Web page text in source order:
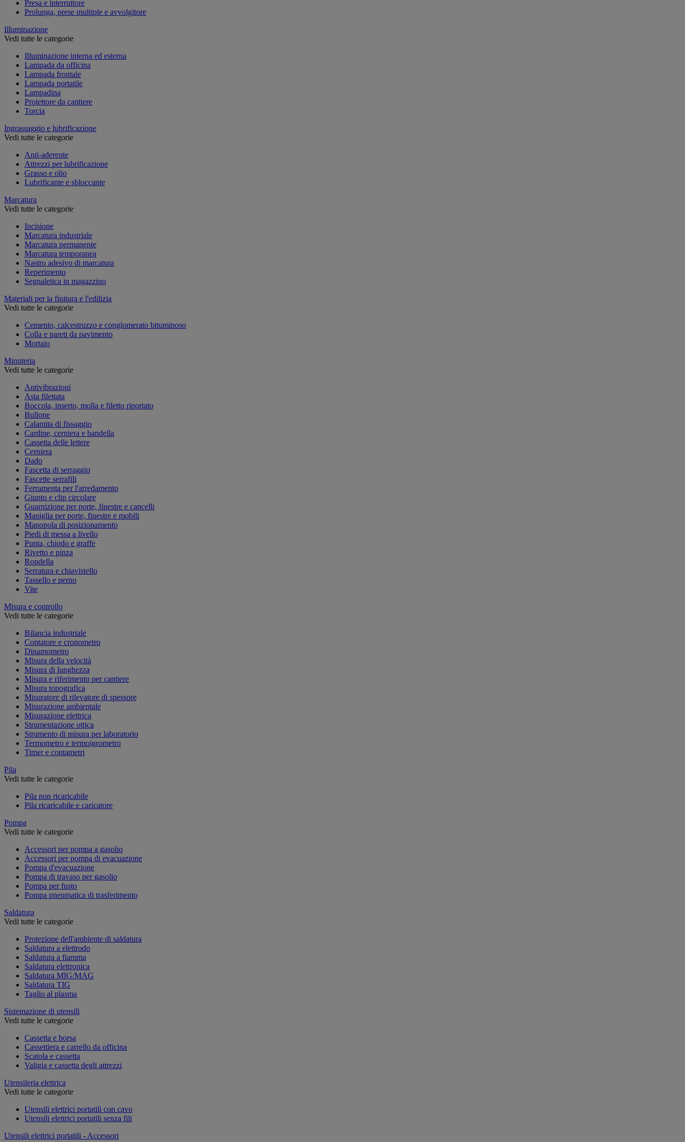
Presa e interruttore
Prolunga, prese multiple e avvolgitore
Illuminazione
Vedi tutte le categorie
Illuminazione interna ed esterna
Lampada da officina
Lampada frontale
Lampada portatile
Lampadina
Proiettore da cantiere
Torcia
Ingrassaggio e lubrificazione
Vedi tutte le categorie
Anti-aderente
Attrezzi per lubrificazione
Grasso e olio
Lubrificante e sbloccante
Marcatura
Vedi tutte le categorie
Incisione
Marcatura industriale
Marcatura permanente
Marcatura temporanea
Nastro adesivo di marcatura
Reperimento
Segnaletica in magazzino
Materiali per la finitura e l'edilizia
Vedi tutte le categorie
Cemento, calcestruzzo e conglomerato bituminoso
Colla e pareti da pavimento
Mortaio
Minuteria
Vedi tutte le categorie
Antivibrazioni
Asta filettata
Boccola, inserto, molla e filetto riportato
Bullone
Calamita di fissaggio
Cardine, cerniera e bandella
Cassetta delle lettere
Cerniera
Dado
Fascetta di serraggio
Fascette serrafili
Ferramenta per l'arredamento
Giunto e clip circolare
Guarnizione per porte, finestre e cancelli
Maniglia per porte, finestre e mobili
Manopola di posizionamento
Piedi di messa a livello
Punta, chiodo e graffe
Rivetto e pinza
Rondella
Serratura e chiavistello
Tassello e perno
Vite
Misura e controllo
Vedi tutte le categorie
Bilancia industriale
Contatore e cronometro
Dinamometro
Misura della velocità
Misura di lunghezza
Misura e riferimento per cantiere
Misura topografica
Misuratore di rilevatore di spessore
Misurazione ambientale
Misurazione elettrica
Strumentazione ottica
Strumento di misura per laboratorio
Termometro e termoigrometro
Timer e contametri
Pila
Vedi tutte le categorie
Pila non ricaricabile
Pila ricaricabile e caricatore
Pompa
Vedi tutte le categorie
Accessori per pompa a gasolio
Accessori per pompa di evacuazione
Pompa d'evacuazione
Pompa di travaso per gasolio
Pompa per fusto
Pompa pneumatica di trasferimento
Saldatura
Vedi tutte le categorie
Protezione dell'ambiente di saldatura
Saldatura a elettrodo
Saldatura a fiamma
Saldatura elettronica
Saldatura MIG/MAG
Saldatura TIG
Taglio al plasma
Sistemazione di utensili
Vedi tutte le categorie
Cassetta e borsa
Cassettiera e carrello da officina
Scatola e cassetta
Valigia e cassetta degli attrezzi
Utensileria elettrica
Vedi tutte le categorie
Utensili elettrici portatili con cavo
Utensili elettrici portatili senza fili
Utensili elettrici portatili - Accessori